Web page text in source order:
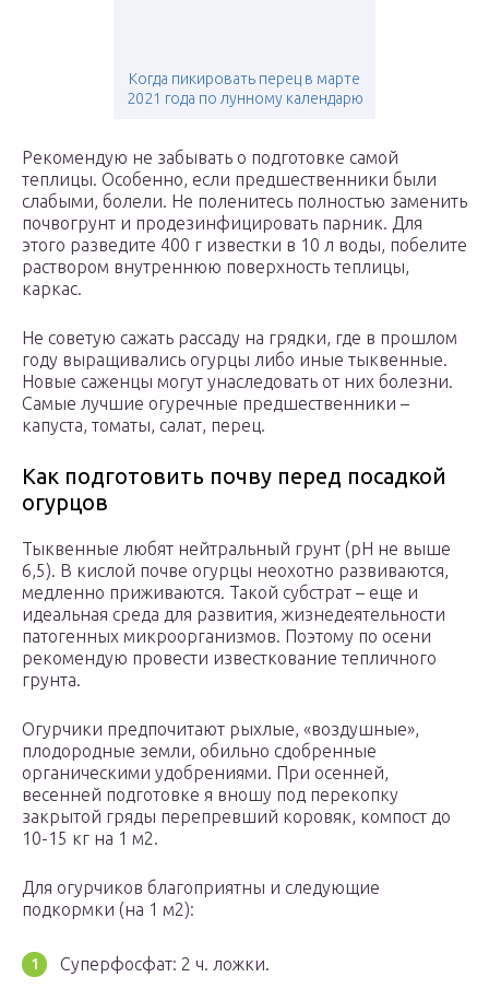
Когда пикировать перец в марте
2021 года по лунному календарю
Рекомендую не забывать о подготовке самой
теплицы. Особенно, если предшественники были
слабыми, болели. Не поленитесь полностью заменить
почвогрунт и продезинфицировать парник. Для
этого разведите 400 г известки в 10 л воды, побелите
раствором внутреннюю поверхность теплицы,
каркас.
Не советую сажать рассаду на грядки, где в прошлом
году выращивались огурцы либо иные тыквенные.
Новые саженцы могут унаследовать от них болезни.
Самые лучшие огуречные предшественники –
капуста, томаты, салат, перец.
Как подготовить почву перед посадкой
огурцов
Тыквенные любят нейтральный грунт (рН не выше
6,5). В кислой почве огурцы неохотно развиваются,
медленно приживаются. Такой субстрат – еще и
идеальная среда для развития, жизнедеятельности
патогенных микроорганизмов. Поэтому по осени
рекомендую провести известкование тепличного
грунта.
Огурчики предпочитают рыхлые, «воздушные»,
плодородные земли, обильно сдобренные
органическими удобрениями. При осенней,
весенней подготовке я вношу под перекопку
закрытой гряды перепревший коровяк, компост до
10-15 кг на 1 м2.
Для огурчиков благоприятны и следующие
подкормки (на 1 м2):
Суперфосфат: 2 ч. ложки.